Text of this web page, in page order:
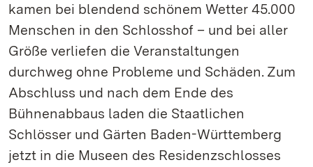
kamen bei blendend schönem Wetter 45.000
Menschen in den Schlosshof – und bei aller
Größe verliefen die Veranstaltungen
durchweg ohne Probleme und Schäden. Zum
Abschluss und nach dem Ende des
Bühnenabbaus laden die Staatlichen
Schlösser und Gärten Baden-Württemberg
jetzt in die Museen des Residenzschlosses